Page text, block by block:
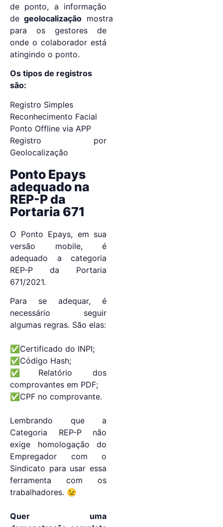
de ponto, a informação
de geolocalização mostra
para os gestores de
onde o colaborador está
atingindo o ponto.
Os tipos de registros
são:
Registro Simples
Reconhecimento Facial
Ponto Offline via APP
Registro por
Geolocalização
Ponto Epays
adequado na
REP-P da
Portaria 671
O Ponto Epays, em sua
versão mobile, é
adequado a categoria
REP-P da Portaria
671/2021.
Para se adequar, é
necessário seguir
algumas regras. São elas:
✅Certificado do INPI;
✅Código Hash;
✅Relatório dos
comprovantes em PDF;
✅CPF no comprovante.
Lembrando que a
Categoria REP-P não
exige homologação do
Empregador com o
Sindicato para usar essa
ferramenta com os
trabalhadores. 😉
Quer uma